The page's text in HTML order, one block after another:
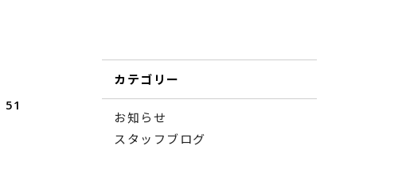
51
カテゴリー
お知らせ
スタッフブログ